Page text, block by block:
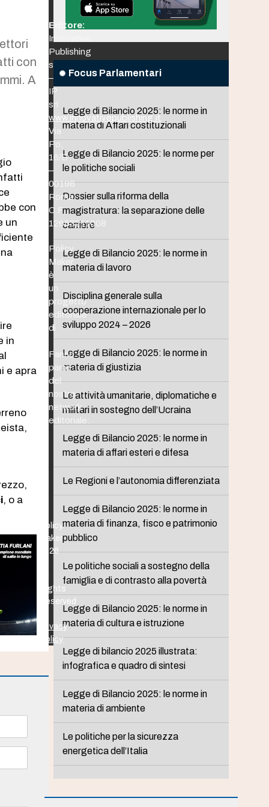
con
A
con
un
in
e apra
, o a
Focus Parlamentari
Legge di Bilancio 2025: le norme in
materia di Affari costituzionali
Legge di Bilancio 2025: le norme per
le politiche sociali
Dossier sulla riforma della
magistratura: la separazione delle
carriere
Legge di Bilancio 2025: le norme in
materia di lavoro
Disciplina generale sulla
cooperazione internazionale per lo
sviluppo 2024 – 2026
Legge di Bilancio 2025: le norme in
materia di giustizia
Le attività umanitarie, diplomatiche e
militari in sostegno dell’Ucraina
Legge di Bilancio 2025: le norme in
materia di affari esteri e difesa
Le Regioni e l’autonomia differenziata
Legge di Bilancio 2025: le norme in
materia di finanza, fisco e patrimonio
pubblico
Le politiche sociali a sostegno della
famiglia e di contrasto alla povertà
Legge di Bilancio 2025: le norme in
materia di cultura e istruzione
Legge di bilancio 2025 illustrata:
infografica e quadro di sintesi
Legge di Bilancio 2025: le norme in
materia di ambiente
Le politiche per la sicurezza
energetica dell’Italia
Editore:
Innovative
Publishing
srl
–
IP
srl
www.innovativepublishing.it
Via
Po,
16/B
–
00198
Roma
C.F.
12653211008
Policy
Maker
è
un
progetto
editoriale
di
Fanno
parte
del
nostro
network
editoriale:
Policy
Maker
2026
Rights
Reserved
Privacy
Policy